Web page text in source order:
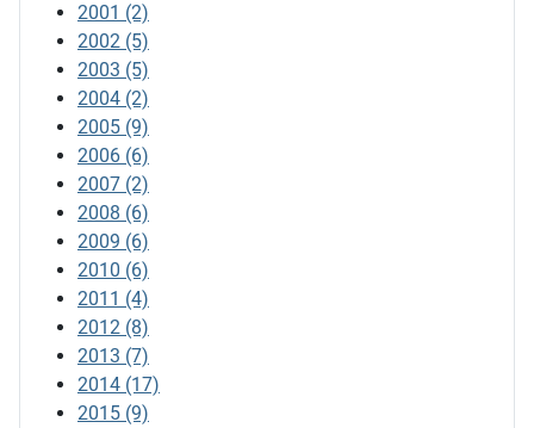
2001 (2)
2002 (5)
2003 (5)
2004 (2)
2005 (9)
2006 (6)
2007 (2)
2008 (6)
2009 (6)
2010 (6)
2011 (4)
2012 (8)
2013 (7)
2014 (17)
2015 (9)